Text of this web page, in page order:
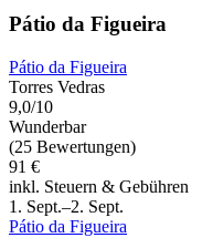
Pátio da Figueira
Pátio da Figueira
Torres Vedras
9,0/10
Wunderbar
(25 Bewertungen)
91 €
inkl. Steuern & Gebühren
1. Sept.–2. Sept.
Pátio da Figueira